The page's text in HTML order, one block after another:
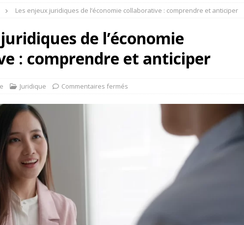
Les enjeux juridiques de l’économie collaborative : comprendre et anticiper
de l’économie
: comprendre et anticiper
Juridique Commentaires fermés